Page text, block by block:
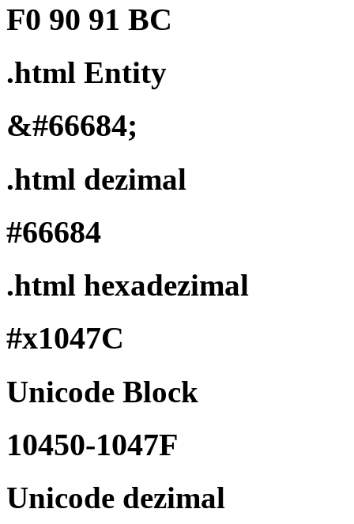
F0 90 91 BC
.html Entity
&#66684;
.html dezimal
#66684
.html hexadezimal
#x1047C
Unicode Block
10450-1047F
Unicode dezimal